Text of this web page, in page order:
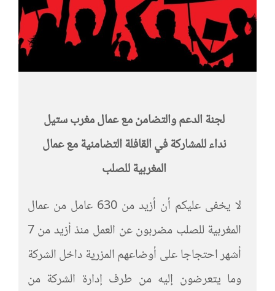
لجنة الدعم والتضامن مع عمال مغرب ستيل
نداء للمشاركة في القافلة التضامنية مع عمال
المغربية للصلب
لا يخفى عليكم أن أزيد من 630 عامل من عمال
المغربية للصلب مضربون عن العمل منذ أزيد من 7
أشهر احتجاجا على أوضاعهم المزرية داخل الشركة
وما يتعرضون إليه من طرف إدارة الشركة من